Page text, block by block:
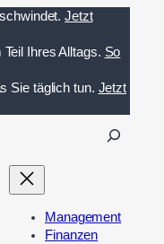
Jetzt
Ihres Alltags. So
Sie täglich tun. Jetzt
n
Management
Finanzen